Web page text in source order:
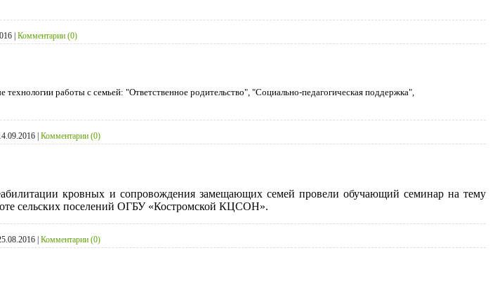
| Комментарии (0)
работы с семьей: "Ответственное родительство", "Социально-педагогическая поддержка",
Комментарии (0)
кровных и сопровождения замещающих семей провели обучающий семинар на тему
сельских поселений ОГБУ «Костромской КЦСОН».
Комментарии (0)